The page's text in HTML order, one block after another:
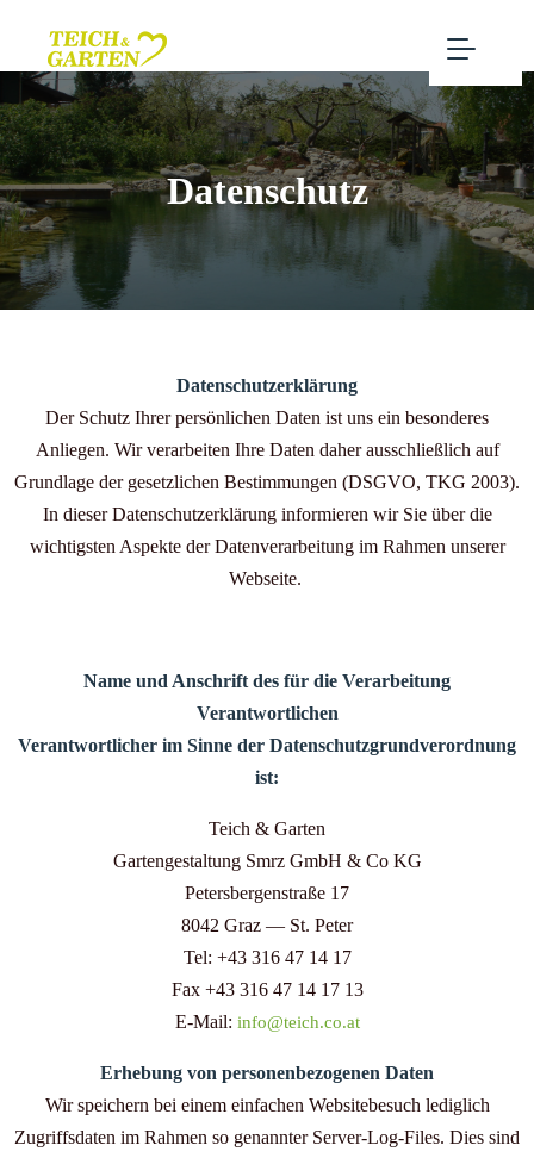
Datenschutz
Datenschutzerklärung
Der Schutz Ihrer persönlichen Daten ist uns ein besonderes
Anliegen. Wir verarbeiten Ihre Daten daher ausschließlich auf
Grundlage der gesetzlichen Bestimmungen (DSGVO, TKG 2003).
In dieser Datenschutzerklärung informieren wir Sie über die
wichtigsten Aspekte der Datenverarbeitung im Rahmen unserer
Webseite.
Name und Anschrift des für die Verarbeitung
Verantwortlichen
Verantwortlicher im Sinne der Datenschutzgrundverordnung
ist:
Teich & Garten
Gartengestaltung Smrz GmbH & Co KG
Petersbergenstraße 17
8042 Graz — St. Peter
Tel: +43 316 47 14 17
Fax +43 316 47 14 17 13
E-Mail: info@teich.co.at
Erhebung von personenbezogenen Daten
Wir speichern bei einem einfachen Websitebesuch lediglich
Zugriffsdaten im Rahmen so genannter Server-Log-Files. Dies sind